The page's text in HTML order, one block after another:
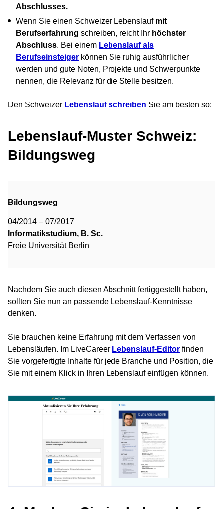
Abschlusses.
Wenn Sie einen Schweizer Lebenslauf mit
Berufserfahrung schreiben, reicht Ihr höchster
Abschluss. Bei einem Lebenslauf als
Berufseinsteiger können Sie ruhig ausführlicher
werden und gute Noten, Projekte und Schwerpunkte
nennen, die Relevanz für die Stelle besitzen.
Den Schweizer Lebenslauf schreiben Sie am besten so:
Lebenslauf-Muster Schweiz:
Bildungsweg
Bildungsweg
04/2014 – 07/2017
Informatikstudium, B. Sc.
Freie Universität Berlin
Nachdem Sie auch diesen Abschnitt fertiggestellt haben,
sollten Sie nun an passende Lebenslauf-Kenntnisse
denken.
Sie brauchen keine Erfahrung mit dem Verfassen von
Lebensläufen. Im LiveCareer Lebenslauf-Editor finden
Sie vorgefertigte Inhalte für jede Branche und Position, die
Sie mit einem Klick in Ihren Lebenslauf einfügen können.